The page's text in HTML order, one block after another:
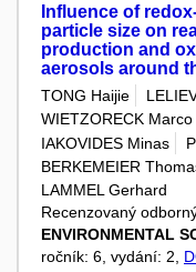
Influence of
particle size on
production and
aerosols around
TONG Haijie
WIETZORECK Marco
IAKOVIDES Minas
BERKEMEIER
LAMMEL Gerhard
Recenzovaný
ENVIRONMENTAL
ročník: 6, vydání: 2,